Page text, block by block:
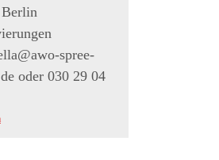
Berlin
spree-
oder 030 29 04